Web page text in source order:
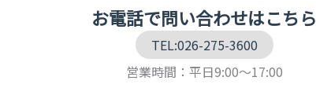
お電話で問い合わせはこちら
TEL:026-275-3600
営業時間：平日9:00～17:00